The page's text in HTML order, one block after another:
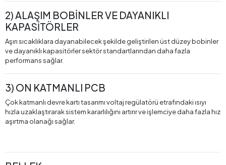
2) ALAŞIM BOBİNLER VE DAYANIKLI
KAPASİTÖRLER
Aşırı sıcaklıklara dayanabilecek şekilde geliştirilen üst düzey bobinler
ve dayanıklı kapasitörler sektör standartlarından daha fazla
performans sağlar.
3) ON KATMANLI PCB
Çok katmanlı devre kartı tasarımı voltaj regülatörü etrafındaki ısıyı
hızla uzaklaştırarak sistem kararlılığını artırır ve işlemciye daha fazla hız
aşırtma olanağı sağlar.